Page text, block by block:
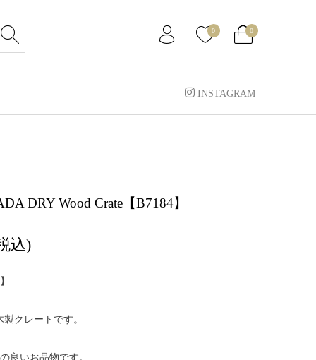
0 0
INSTAGRAM
DRY Wood Crate【B7184】
込)
クレートです。
良いお品物です。